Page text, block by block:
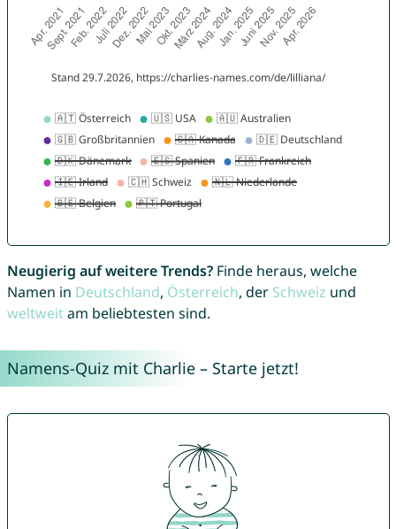
Neugierig auf weitere Trends?Finde heraus, welche
Namen in Deutschland, Österreich, der Schweiz und
weltweitam beliebtesten sind.
Namens-Quiz mit Charlie – Starte jetzt!